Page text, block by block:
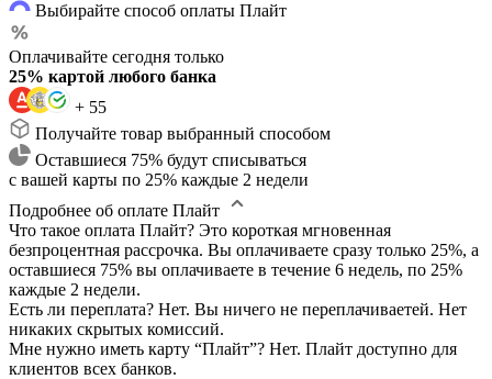
Выбирайте способ оплаты Плайт
Оплачивайте сегодня только
25% картой любого банка
+ 55
Получайте товар выбранный способом
Оставшиеся 75% будут списываться
с вашей карты по 25% каждые 2 недели
Подробнее об оплате Плайт
Что такое оплата Плайт? Это короткая мгновенная
безпроцентная рассрочка. Вы оплачиваете сразу только 25%, а
оставшиеся 75% вы оплачиваете в течение 6 недель, по 25%
каждые 2 недели.
Есть ли переплата? Нет. Вы ничего не переплачиваетей. Нет
никаких скрытых комиссий.
Мне нужно иметь карту “Плайт”? Нет. Плайт доступно для
клиентов всех банков.